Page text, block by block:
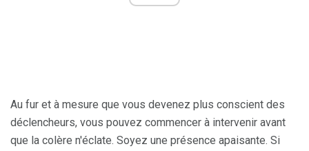
Au fur et à mesure que vous devenez plus conscient des
déclencheurs, vous pouvez commencer à intervenir avant
que la colère n'éclate. Soyez une présence apaisante. Si